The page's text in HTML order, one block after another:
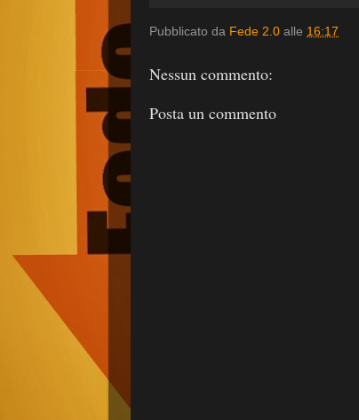
Pubblicato da Fede 2.0 alle 16:17
Nessun commento:
Posta un commento